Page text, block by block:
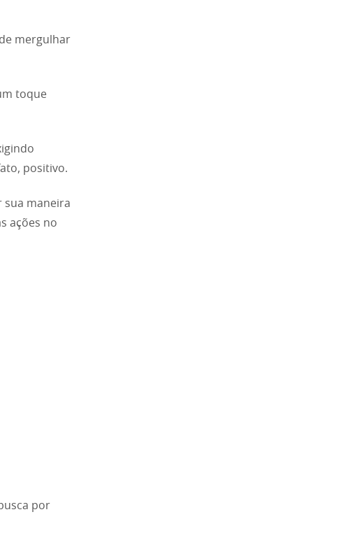
mergulhar
toque
positivo.
sua maneira
ações no
por